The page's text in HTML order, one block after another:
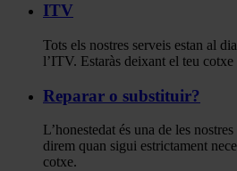
ITV
Tots els nostres serveis estan al
l’ITV. Estaràs deixant el teu cotxe
Reparar o substituir?
L’honestedat és una de les
direm quan sigui estrictament
cotxe.